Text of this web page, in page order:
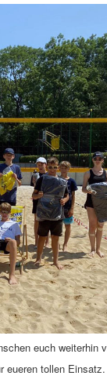
euch weiterhin
eueren tollen Einsatz.